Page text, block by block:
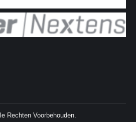
Rechten Voorbehouden.